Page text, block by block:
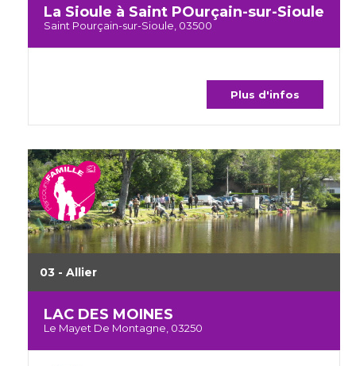
La Sioule à Saint POurçain-sur-Sioule
Saint Pourçain-sur-Sioule, 03500
Plus d'infos
03 - Allier
LAC DES MOINES
Le Mayet De Montagne, 03250